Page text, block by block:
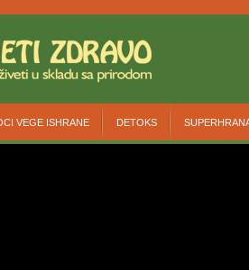
VEGE ISHRANE DETOKS